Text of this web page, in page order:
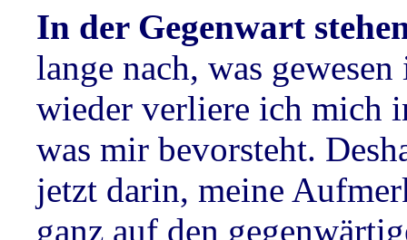
In der Gegenwart
lange nach, was
wieder verliere ich mich
was mir bevorsteht.
jetzt darin, meine
ganz auf den